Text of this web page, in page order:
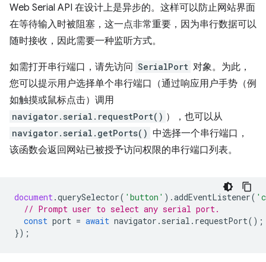
Web Serial API 在设计上是异步的。这样可以防止网站界面
在等待输入时被阻塞，这一点非常重要，因为串行数据可以
随时接收，因此需要一种监听方式。
如需打开串行端口，请先访问 SerialPort 对象。为此，
您可以提示用户选择单个串行端口（通过响应用户手势（例
如触摸或鼠标点击）调用
navigator.serial.requestPort() ），也可以从
navigator.serial.getPorts() 中选择一个串行端口，
该函数会返回网站已被授予访问权限的串行端口列表。
document.querySelector( 'button' ).addEventListener(
// Prompt user to select any serial port.
const port = await navigator . serial . requestPort();
});